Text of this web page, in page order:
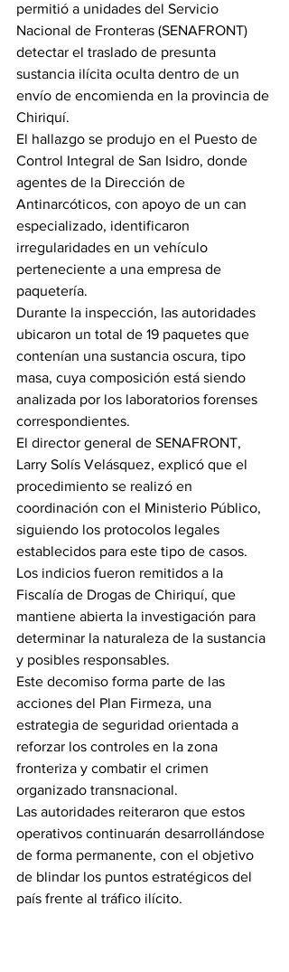
permitió a unidades del Servicio
Nacional de Fronteras (SENAFRONT)
detectar el traslado de presunta
sustancia ilícita oculta dentro de un
envío de encomienda en la provincia de
Chiriquí.
El hallazgo se produjo en el Puesto de
Control Integral de San Isidro, donde
agentes de la Dirección de
Antinarcóticos, con apoyo de un can
especializado, identificaron
irregularidades en un vehículo
perteneciente a una empresa de
paquetería.
Durante la inspección, las autoridades
ubicaron un total de 19 paquetes que
contenían una sustancia oscura, tipo
masa, cuya composición está siendo
analizada por los laboratorios forenses
correspondientes.
El director general de SENAFRONT,
Larry Solís Velásquez, explicó que el
procedimiento se realizó en
coordinación con el Ministerio Público,
siguiendo los protocolos legales
establecidos para este tipo de casos.
Los indicios fueron remitidos a la
Fiscalía de Drogas de Chiriquí, que
mantiene abierta la investigación para
determinar la naturaleza de la sustancia
y posibles responsables.
Este decomiso forma parte de las
acciones del Plan Firmeza, una
estrategia de seguridad orientada a
reforzar los controles en la zona
fronteriza y combatir el crimen
organizado transnacional.
Las autoridades reiteraron que estos
operativos continuarán desarrollándose
de forma permanente, con el objetivo
de blindar los puntos estratégicos del
país frente al tráfico ilícito.